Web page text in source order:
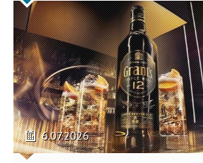
6.07.2026